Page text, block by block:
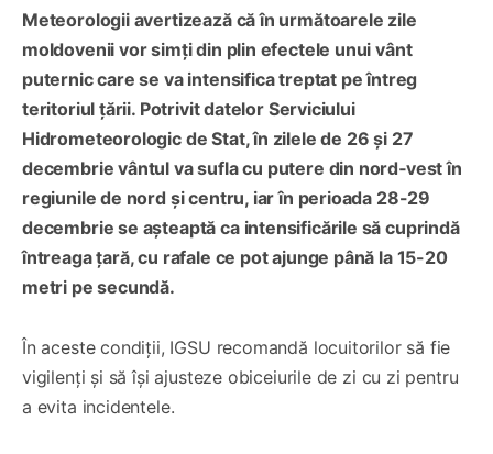
Meteorologii avertizează că în următoarele zile
moldovenii vor simți din plin efectele unui vânt
puternic care se va intensifica treptat pe întreg
teritoriul țării. Potrivit datelor Serviciului
Hidrometeorologic de Stat, în zilele de 26 și 27
decembrie vântul va sufla cu putere din nord‑vest în
regiunile de nord și centru, iar în perioada 28-29
decembrie se așteaptă ca intensificările să cuprindă
întreaga țară, cu rafale ce pot ajunge până la 15-20
metri pe secundă.
În aceste condiții, IGSU recomandă locuitorilor să fie
vigilenți și să își ajusteze obiceiurile de zi cu zi pentru
a evita incidentele.